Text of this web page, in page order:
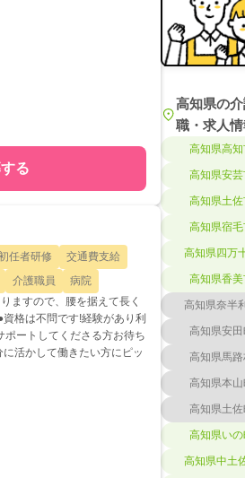
る
任者研修
交通費支給
介護職員
病院
ますので、腰を据えて長く
格は不問です!経験があり利
ポートしてくださる方お待ち
活かして働きたい方にピッ
高知県の
職・求人
高知県高知
高知県安芸
高知県土佐
高知県宿毛
高知県四万
高知県香美
高知県奈半
高知県安田
高知県馬路
高知県本山
高知県土佐
高知県いの
高知県中土